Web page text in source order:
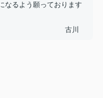
なるよう願っております
古川